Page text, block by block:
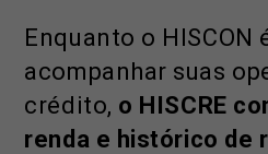
Enquanto o HISCON
acompanhar suas
crédito, o HISCRE
renda e histórico de